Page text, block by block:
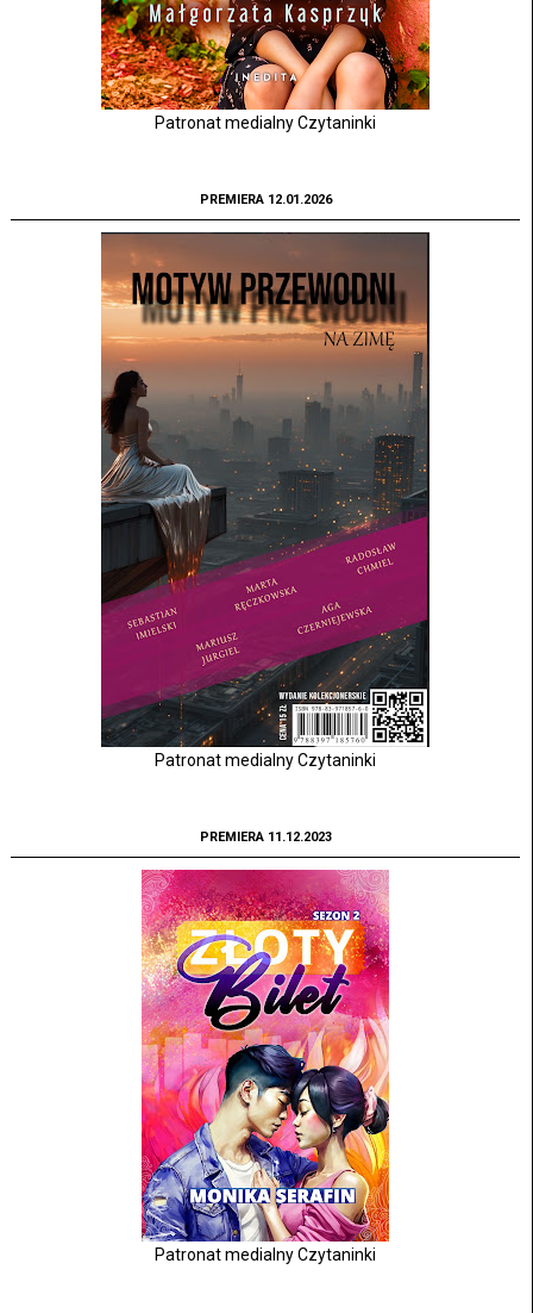
Patronat medialny Czytaninki
PREMIERA 12.01.2026
Patronat medialny Czytaninki
PREMIERA 11.12.2023
Patronat medialny Czytaninki